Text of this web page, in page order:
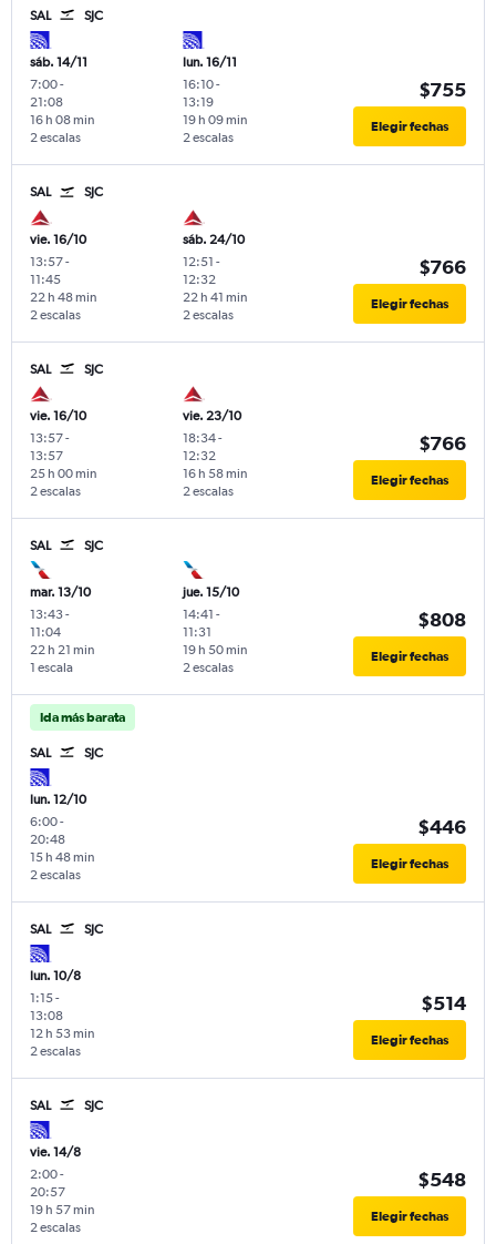
SAL SJC
sáb. 14/11
7:00-
21:08
2 escalas
16 h 08 min
lun. 16/11
16:10-
13:19
2 escalas
19 h 09 min
$755
Elegir fechas
SAL SJC
vie. 16/10
13:57-
11:45
2 escalas
22 h 48 min
sáb. 24/10
12:51 -
12:32
2 escalas
22 h 41 min
$766
Elegir fechas
SAL SJC
vie. 16/10
13:57-
13:57
2 escalas
25 h 00 min
vie. 23/10
18:34-
12:32
2 escalas
16 h 58 min
$766
Elegir fechas
SAL SJC
mar. 13/10
13:43-
11:04
1 escala
22 h 21 min
jue. 15/10
14:41 -
11:31
2 escalas
19 h 50 min
$808
Elegir fechas
Ida más barata
SAL SJC
lun. 12/10
6:00-
20:48
2 escalas
15 h 48 min
$446
Elegir fechas
SAL SJC
lun. 10/8
1:15-
13:08
2 escalas
12 h 53 min
$514
Elegir fechas
SAL SJC
vie. 14/8
2:00-
20:57
2 escalas
19 h 57 min
$548
Elegir fechas